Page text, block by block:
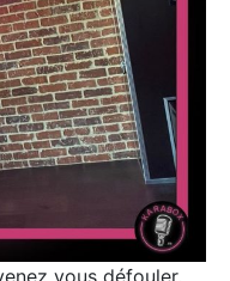
vous défouler,